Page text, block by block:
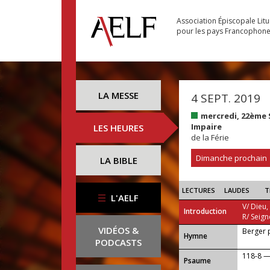
Association Épiscopale
pour les pays
LA MESSE
LES HEURES
LA BIBLE
L'AELF
VIDÉOS &
PODCASTS
4 SEPT. 2019
mercredi,
Impaire
de la Férie
Dimanche prochain
LECTURES LAUDES
Introduction
V/
R/
...
Hymne Berger
Psaume 118-8